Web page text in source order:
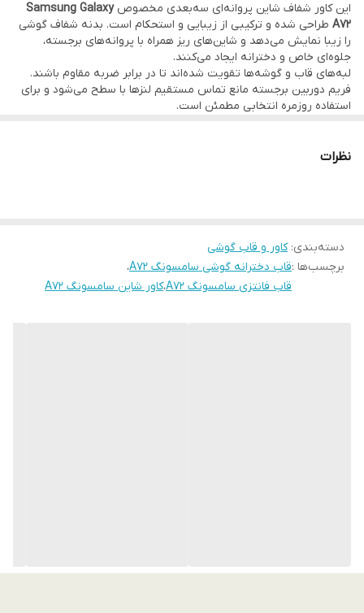
این کاور شفاف شاین پروانه‌ای سه‌بعدی مخصوصSamsung Galaxy
A72 طراحی شده و ترکیبی از زیبایی و استحکام است. بدنه شفاف گوشی
را زیبا نمایش می‌دهد و شاین‌های ریز همراه با پروانه‌های برجسته،
جلوه‌ای خاص و دخترانه ایجاد می‌کنند.
لبه‌های قاب و گوشه‌ها تقویت شده‌اند تا در برابر ضربه مقاوم باشند.
فریم دوربین برجسته مانع تماس مستقیم لنزها با سطح می‌شود و برای
استفاده روزمره انتخابی مطمئن است.
✔ مناسب هدیه
نظرات
دسته‌بندی:کاور و قاب گوشی
برچسب‌ها :قاب دخترانه گوشی سامسونگ A72
،
قاب فانتزی سامسونگ A72
،کاور شاین سامسونگ A72